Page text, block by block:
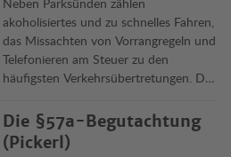
akoholisiertes und zu schnelles Fahren,
das Missachten von Vorrangregeln und
Telefonieren am Steuer zu den
häufigsten Verkehrsübertretungen. Die
Vorschriften und ihre Rechtsfolgen in
Österreich und im Ausland.
Die §57a-Begutachtung
(Pickerl)